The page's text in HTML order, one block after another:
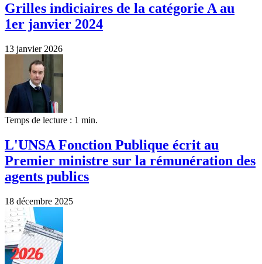
Grilles indiciaires de la catégorie A au
1er janvier 2024
13 janvier 2026
Temps de lecture : 1 min.
L'UNSA Fonction Publique écrit au
Premier ministre sur la rémunération des
agents publics
18 décembre 2025